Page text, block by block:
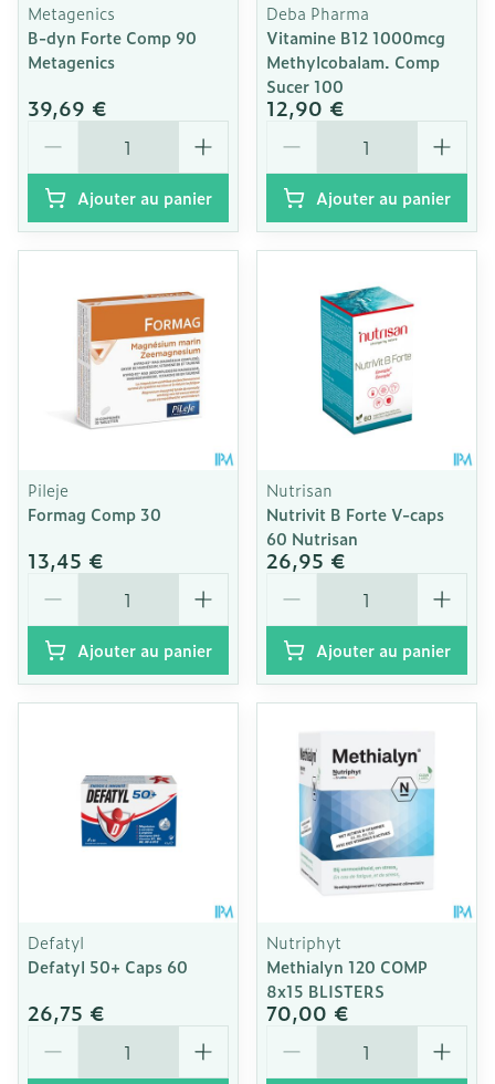
Metagenics
B-dyn Forte Comp 90
Metagenics
39,69 €
Ajouter au panier
Deba Pharma
Vitamine B12 1000mcg
Methylcobalam. Comp
Sucer 100
12,90 €
Ajouter au panier
Pileje
Formag Comp 30
13,45 €
Ajouter au panier
Nutrisan
Nutrivit B Forte V-caps
60 Nutrisan
26,95 €
Ajouter au panier
Defatyl
Defatyl 50+ Caps 60
26,75 €
Nutriphyt
Methialyn 120 COMP
8x15 BLISTERS
70,00 €